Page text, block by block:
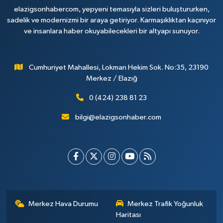
elazigsonhabercom, yepyeni temasıyla sizleri buluştururken,
sadelik ve modernizmi bir araya getiriyor. Karmaşıklıktan kaçınıyor
ve insanlara haber okuyabilecekleri bir altyapı sunuyor.
Cumhuriyet Mahallesi, Lokman Hekim Sok. No:35, 23190
Merkez / Elazığ
0 (424) 238 81 23
bilgi@elazigsonhaber.com
Merkez Hava Durumu
Merkez Trafik Yoğunluk
Haritası